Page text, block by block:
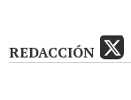
REDACCIÓN